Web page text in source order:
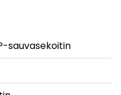
sauvasekoitin